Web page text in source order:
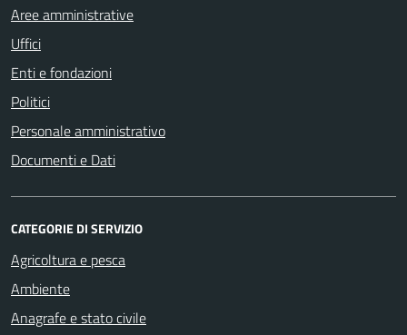
Aree amministrative
Uffici
Enti e fondazioni
Politici
Personale amministrativo
Documenti e Dati
CATEGORIE DI SERVIZIO
Agricoltura e pesca
Ambiente
Anagrafe e stato civile